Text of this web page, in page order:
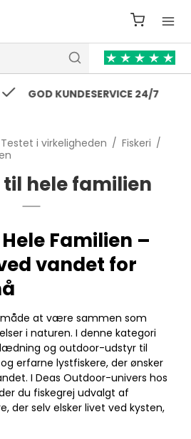
KUNDESERVICE 24/7
i virkeligheden / Fiskeri /
til hele familien
Familien –
vandet for
måde at være sammen som
i naturen. I denne kategori
og outdoor-udstyr til
erfarne lystfiskere, der ønsker
I Deas Outdoor-univers hos
du fiskegrej udvalgt af
der selv elsker livet ved kysten,